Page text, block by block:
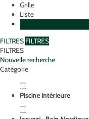
Grille
Liste
FILTRES FILTRES
FILTRES
Nouvelle recherche
Catégorie
Piscine intérieure